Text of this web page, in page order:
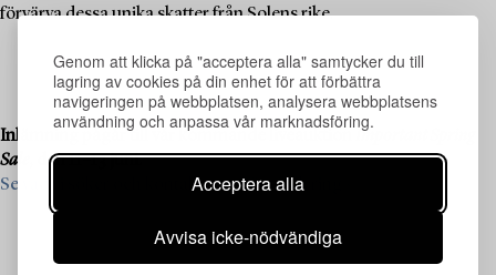
Genom att klicka på "acceptera alla" samtycker du till
lagring av cookies på din enhet för att förbättra
navigeringen på webbplatsen, analysera webbplatsens
användning och anpassa vår marknadsföring.
Acceptera alla
Avvisa icke-nödvändiga
förvärva dessa unika skatter från Solens rike.
Inlämning pågår till vår kommande liveauktion
Important Spring
Sale
, den 11–13 juni.
Se vad vi söker och kontakta oss för värdering ›